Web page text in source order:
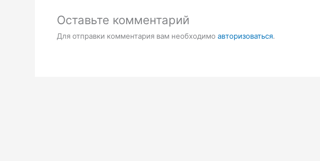
Оставьте комментарий
Для отправки комментария вам необходимо авторизоваться.